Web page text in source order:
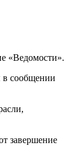
«Ведомости».
в сообщении
завершение